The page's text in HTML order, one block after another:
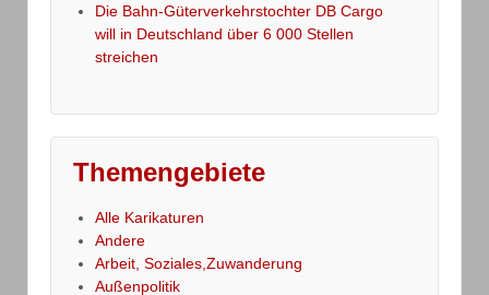
Die Bahn-Güterverkehrstochter DB Cargo
will in Deutschland über 6 000 Stellen
streichen
Themengebiete
Alle Karikaturen
Andere
Arbeit, Soziales,Zuwanderung
Außenpolitik